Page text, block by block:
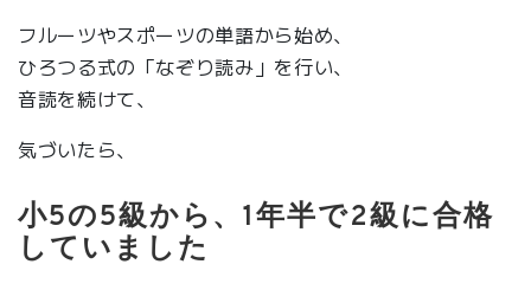
フルーツやスポーツの単語から始め、
ひろつる式の「なぞり読み」を行い、
音読を続けて、
気づいたら、
小5の5級から、1年半で2級に合格
していました